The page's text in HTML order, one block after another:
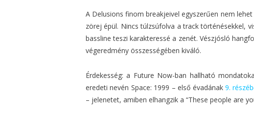
A Delusions finom breakjeivel egyszerűen nem
zörej épül. Nincs túlzsúfolva a track történésekkel,
bassline teszi karakteressé a zenét. Vészjósló
végeredmény összességében kiváló.
Érdekesség: a Future Now-ban hallható
eredeti nevén Space: 1999 – első évadának 9.
– jelenetet, amiben elhangzik a “These people are